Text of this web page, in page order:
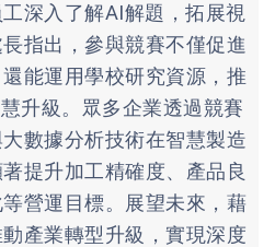
深入了解AI解題，拓展視
指出，參與競賽不僅促進
能運用學校研究資源，推
升級。眾多企業透過競賽
數據分析技術在智慧製造
提升加工精確度、產品良
營運目標。展望未來，藉
產業轉型升級，實現深度